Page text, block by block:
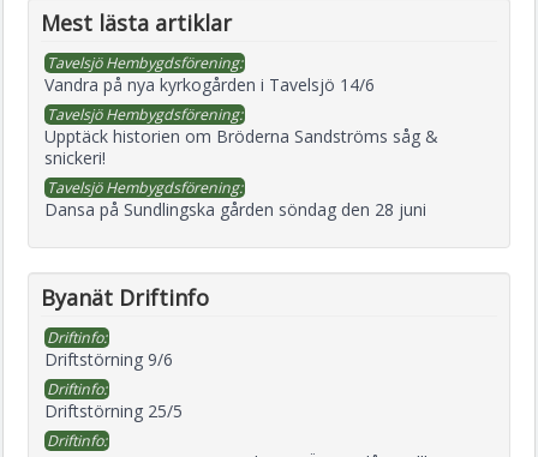
Mest lästa artiklar
Tavelsjö Hembygdsförening:
Vandra på nya kyrkogården i Tavelsjö 14/6
Tavelsjö Hembygdsförening:
Upptäck historien om Bröderna Sandströms såg &
snickeri!
Tavelsjö Hembygdsförening:
Dansa på Sundlingska gården söndag den 28 juni
Byanät Driftinfo
Driftinfo:
Driftstörning 9/6
Driftinfo:
Driftstörning 25/5
Driftinfo: